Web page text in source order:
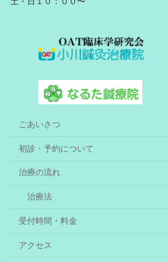
ごあいさつ
初診・予約について
治療の流れ
治療法
受付時間・料金
アクセス